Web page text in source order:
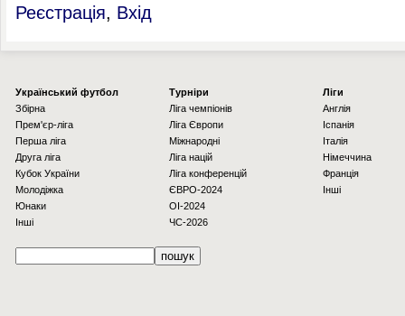
Реєстрація, Вхід
Українcький футбол
Збірна
Прем'єр-ліга
Перша ліга
Друга ліга
Кубок України
Молодіжка
Юнаки
Інші
Турніри
Ліга чемпіонів
Ліга Європи
Міжнародні
Ліга націй
Ліга конференцій
ЄВРО-2024
OI-2024
ЧС-2026
Ліги
Англія
Іспанія
Італія
Німеччина
Франція
Інші